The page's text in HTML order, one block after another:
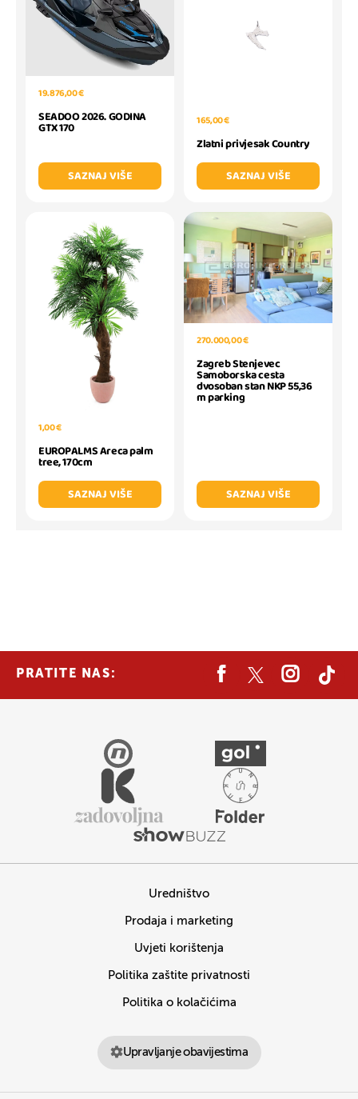
19.876,00 €
SEADOO 2026. GODINA
GTX 170
SAZNAJ VIŠE
165,00 €
Zlatni privjesak Country
SAZNAJ VIŠE
1,00 €
EUROPALMS Areca palm
tree, 170cm
SAZNAJ VIŠE
270.000,00 €
Zagreb Stenjevec
Samoborska cesta
dvosoban stan NKP 55,36
m parking
SAZNAJ VIŠE
PRATITE NAS:
Uredništvo
Prodaja i marketing
Uvjeti korištenja
Politika zaštite privatnosti
Politika o kolačićima
Upravljanje obavijestima